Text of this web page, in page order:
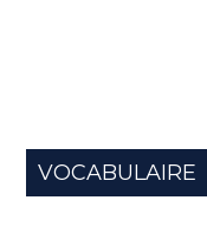
VOCABULAIRE